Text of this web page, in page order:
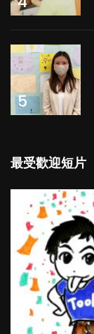
5
最受歡迎短片